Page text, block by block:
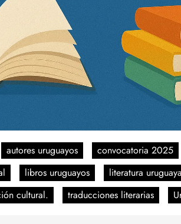
autores uruguayos convocatoria 2025
libros uruguayos literatura uruguaya
cultural. traducciones literarias